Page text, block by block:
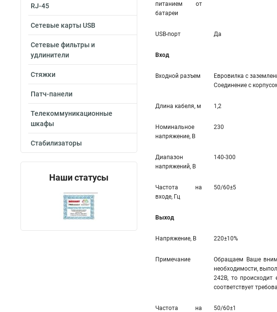
RJ-45
Сетевые карты USB
Сетевые фильтры и
удлинители
Стяжки
Патч-панели
Телекоммуникационные
шкафы
Стабилизаторы
Наши статусы
питанием от
батареи
USB-порт Да
Вход
Входной разъем
Евровилка с
Соединение с
Длина кабеля, м 1,2
Номинальное
напряжение, В
230
Диапазон
напряжений, В
140-300
Частота на
входе, Гц
50/60±5
Выход
Напряжение, В 220±10%
Примечание
Обращаем Ваше
необходимости,
242В, то происходит
соответствует
Частота на
50/60±1